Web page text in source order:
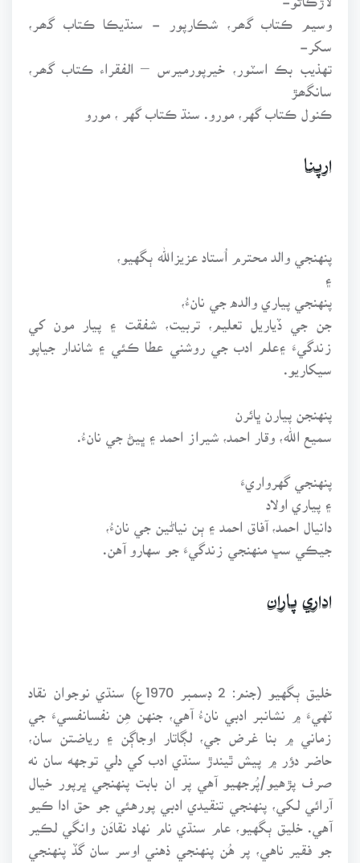
وسيم ڪتاب گـﮬـر، شڪارپور - سنڌيڪا ڪتاب گـﮬـر،
سکر-
تهذيب بڪ اسٽور، خيرپورميرس – الفقراء ڪتاب گـﮬـر،
سانگـﮬـڙ
ڪنول ڪتاب گهر، مورو. سنڌ ڪتاب گهر ، مورو
ارپنا
پنهنجي والد محترم اُستاد عزيزالله ٻگهيو،
پنهنجي پياري والده جي نانءُ،
جن جي ڏياريل تعليم، تربيت، شفقت ۽ پيار مون کي
زندگيءَ ۽علم ادب جي روشني عطا ڪئي ۽ شاندار جياپو
سيکاريو.
پنهنجن پيارن ڀائرن
سميع الله، وقار احمد، شيراز احمد ۽ ڀيڻ جي نانءُ.
پنهنجي گهرواريءَ
۽ پياري اولاد
دانيال احمد، آفاق احمد ۽ ٻن نياڻين جي نانءُ،
جيڪي سڀ منهنجي زندگيءَ جو سهارو آهن.
اداري پاران
خليق ٻگهيو (جنم: 2 ڊسمبر 1970ع) سنڌي نوجوان نقاد
ٽهيءَ ۾ نشانبر ادبي نانءُ آهي، جنهن هِن نفسانفسيءَ جي
زماني ۾ بنا غرض جي، لڳاتار اوجاڳن ۽ رياضتن سان،
حاضر دؤر ۾ پيش ٿيندڙ سنڌي ادب کي دلي توجهه سان نه
صرف پڙهيو/پُرجهيو آهي پر ان بابت پنهنجي ڀرپور خيال
آرائي لـکي، پنهنجي تنقيدي ادبي پورهئي جو حق ادا ڪيو
آهي. خليق ٻگهيو، عام سنڌي نام نهاد نقادَن وانگي لڪير
جو فقير ناهي، پر هُن پنهنجي ذهني اوسر سان گڏ پنهنجي